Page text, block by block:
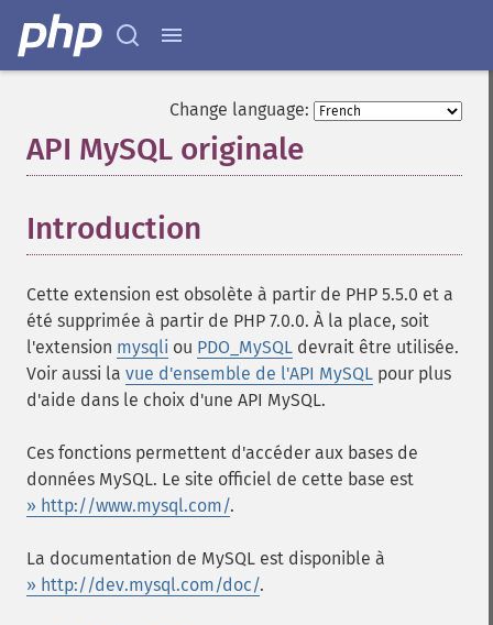
Change language:
API MySQL originale
Introduction
Cette extension est obsolète à partir de PHP 5.5.0 et a
été supprimée à partir de PHP 7.0.0. À la place, soit
l'extension mysqli ou PDO_MySQL devrait être utilisée.
Voir aussi la vue d'ensemble de l'API MySQL pour plus
d'aide dans le choix d'une API MySQL.
Ces fonctions permettent d'accéder aux bases de
données MySQL. Le site officiel de cette base est
» http://www.mysql.com/.
La documentation de MySQL est disponible à
» http://dev.mysql.com/doc/.